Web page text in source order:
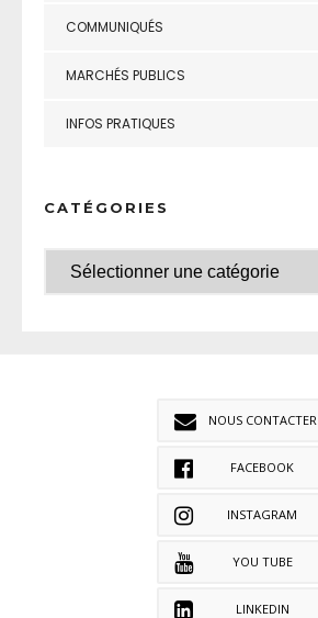
COMMUNIQUÉS
MARCHÉS PUBLICS
INFOS PRATIQUES
CATÉGORIES
NOUS CONTACTER
FACEBOOK
INSTAGRAM
YOU TUBE
LINKEDIN